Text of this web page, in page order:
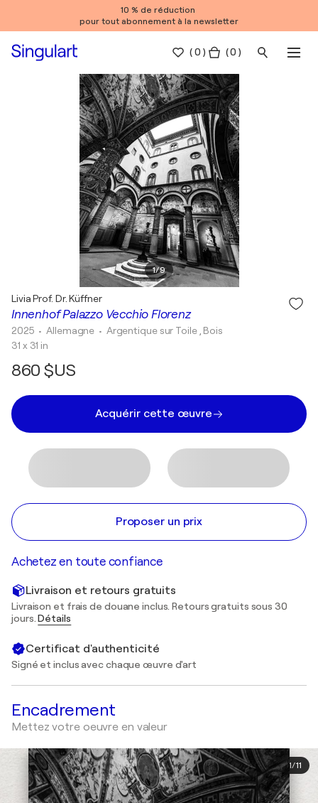
10 % de réduction
pour tout abonnement à la newsletter
(0 ) ( 0 )
1/9
Innenhof Palazzo Vecchio Florenz
Livia Prof. Dr. Küffner
2025 • Allemagne • Argentique sur Toile , Bois
31 x 31 in
860 $US
Acquérir cette œuvre
Proposer un prix
Achetez en toute confiance
Livraison et retours gratuits
Livraison et frais de douane inclus. Retours gratuits sous 30
jours.Détails
Certificat d'authenticité
Signé et inclus avec chaque œuvre d'art
Encadrement
Mettez votre oeuvre en valeur
1/11